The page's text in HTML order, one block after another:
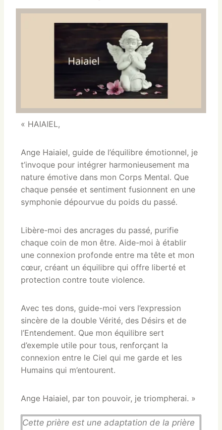
« HAIAIEL,
Ange Haiaiel, guide de l’équilibre émotionnel, je
t’invoque pour intégrer harmonieusement ma
nature émotive dans mon Corps Mental. Que
chaque pensée et sentiment fusionnent en une
symphonie dépourvue du poids du passé.
Libère-moi des ancrages du passé, purifie
chaque coin de mon être. Aide-moi à établir
une connexion profonde entre ma tête et mon
cœur, créant un équilibre qui offre liberté et
protection contre toute violence.
Avec tes dons, guide-moi vers l’expression
sincère de la double Vérité, des Désirs et de
l’Entendement. Que mon équilibre sert
d’exemple utile pour tous, renforçant la
connexion entre le Ciel qui me garde et les
Humains qui m’entourent.
Ange Haiaiel, par ton pouvoir, je triompherai. »
Cette prière est une adaptation de la prière